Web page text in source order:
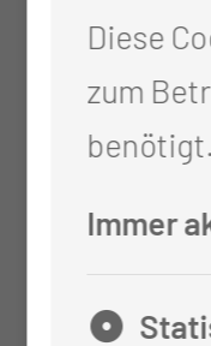
mittels
und
Diese
zum
benötigt.
Immer